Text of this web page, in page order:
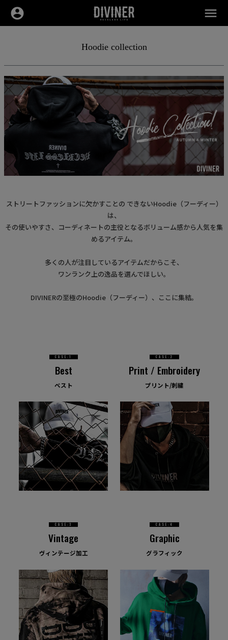
account_circle menu
Hoodie collection
ストリートファッションに欠かすことの できないHoodie（フーディー）
は、
その使いやすさ、コーディネートの主役となるボリューム感から人気を集
めるアイテム。
多くの人が注目しているアイテムだからこそ、
ワンランク上の逸品を選んでほしい。
DIVINERの至極のHoodie（フーディー）、ここに集結。
CASE:1
Best
ベスト
CASE:2
Print / Embroidery
プリント/刺繍
CASE:3
Vintage
ヴィンテージ加工
CASE:4
Graphic
グラフィック